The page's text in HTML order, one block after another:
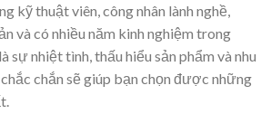
kỹ thuật viên, công nhân lành nghề,
và có nhiều năm kinh nghiệm trong
sự nhiệt tình, thấu hiểu sản phẩm và nhu
chắn sẽ giúp bạn chọn được những